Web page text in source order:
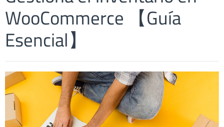
WooCommerce 【Guía
Esencial】